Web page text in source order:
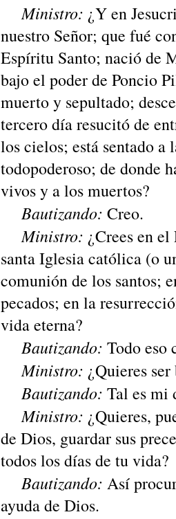
Ministro: ¿Y en
nuestro Señor; que fué
Espíritu Santo; nació de
bajo el poder de Poncio
muerto y sepultado;
tercero día resucitó de
los cielos; está sentado a
todopoderoso; de donde
vivos y a los muertos?
Bautizando: Creo.
Ministro: ¿Crees en
santa Iglesia católica (o
comunión de los santos;
pecados; en la
vida eterna?
Bautizando: Todo eso
Ministro: ¿Quieres
Bautizando: Tal es mi
Ministro: ¿Quieres,
de Dios, guardar sus
todos los días de tu vida?
Bautizando: Así
ayuda de Dios.